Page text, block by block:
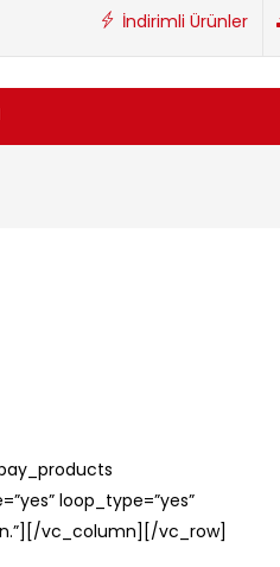
İndirimli Ürünler
loop_type=”yes”
vc_column][/vc_row]